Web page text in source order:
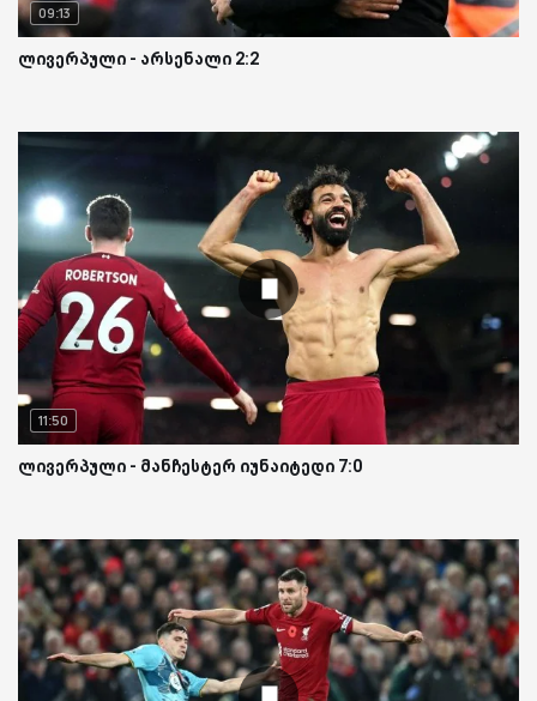
09:13
ლივერპული - არსენალი 2:2
11:50
ლივერპული - მანჩესტერ იუნაიტედი 7:0